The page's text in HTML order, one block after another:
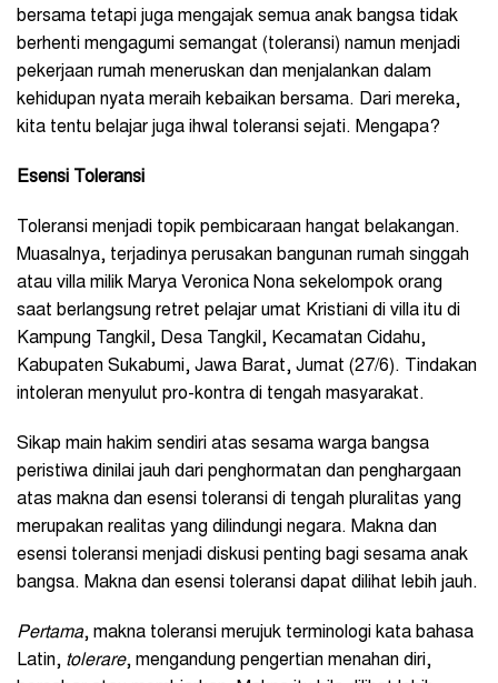
bersama tetapi juga mengajak semua anak bangsa tidak
berhenti mengagumi semangat (toleransi) namun menjadi
pekerjaan rumah meneruskan dan menjalankan dalam
kehidupan nyata meraih kebaikan bersama. Dari mereka,
kita tentu belajar juga ihwal toleransi sejati. Mengapa?
Esensi Toleransi
Toleransi menjadi topik pembicaraan hangat belakangan.
Muasalnya, terjadinya perusakan bangunan rumah singgah
atau villa milik Marya Veronica Nona sekelompok orang
saat berlangsung retret pelajar umat Kristiani di villa itu di
Kampung Tangkil, Desa Tangkil, Kecamatan Cidahu,
Kabupaten Sukabumi, Jawa Barat, Jumat (27/6). Tindakan
intoleran menyulut pro-kontra di tengah masyarakat.
Sikap main hakim sendiri atas sesama warga bangsa
peristiwa dinilai jauh dari penghormatan dan penghargaan
atas makna dan esensi toleransi di tengah pluralitas yang
merupakan realitas yang dilindungi negara. Makna dan
esensi toleransi menjadi diskusi penting bagi sesama anak
bangsa. Makna dan esensi toleransi dapat dilihat lebih jauh.
Pertama, makna toleransi merujuk terminologi kata bahasa
Latin, tolerare, mengandung pengertian menahan diri,